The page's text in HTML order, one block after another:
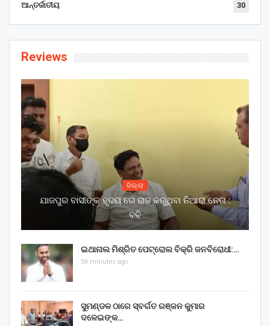
ଆନ୍ତର୍ଜାତୀୟ 30
Reviews
ଜିଲ୍ଲା
ଯାଜପୁର ବାସୀଙ୍କ ହୃଦୟ ରେ ରାଜ କରୁଥିବା ନିଆରା ନେତା :
ବବି
ଇଥାନାଲ ମିଶ୍ରିତ ପେଟ୍ରୋଲ ବିକ୍ରି ଜନବିରୋଧୀ:…
59 minutes ago
ସୁମଣ୍ଡଳ ଠାରେ ସ୍ବର୍ଗତ ରଞ୍ଜନ କୁମାର
ଦଳେଇଙ୍କ…